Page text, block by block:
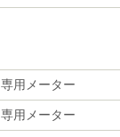
専用メーター
専用メーター